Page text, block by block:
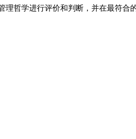
哲学进行评价和判断，并在最符合